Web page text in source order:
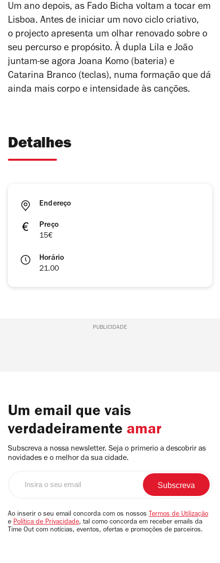
Um ano depois, as Fado Bicha voltam a tocar em
Lisboa. Antes de iniciar um novo ciclo criativo,
o projecto apresenta um olhar renovado sobre o
seu percurso e propósito. À dupla Lila e João
juntam-se agora Joana Komo (bateria) e
Catarina Branco (teclas), numa formação que dá
ainda mais corpo e intensidade às canções.
Detalhes
Endereço
Preço
15€
Horário
21.00
PUBLICIDADE
Um email que vais
verdadeiramente amar
Subscreva a nossa newsletter. Seja o primerio a descobrir as
novidades e o melhor da sua cidade.
email
Ao inserir o seu email concorda com os nossos Termos de Utilização
e Política de Privacidade, tal como concorda em receber emails da
Time Out com notícias, eventos, ofertas e promoções de parceiros.